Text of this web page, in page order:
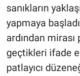
sanıkların
yapmaya
ardından
geçtikleri ifade
patlayıcı